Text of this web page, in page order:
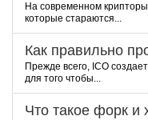
На современном
которые стараются...
Как правильно
Прежде всего, ICO
для того чтобы...
Что такое форк и